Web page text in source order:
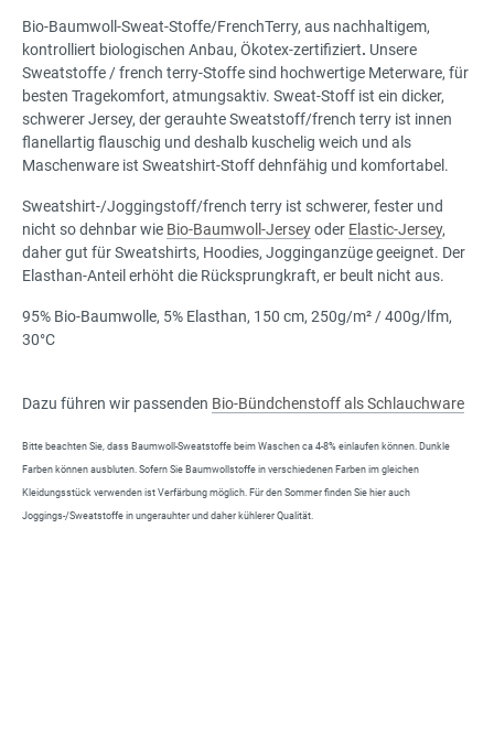
Bio-Baumwoll-Sweat-Stoffe/FrenchTerry, aus nachhaltigem,
kontrolliert biologischen Anbau, Ökotex-zertifiziert. Unsere
Sweatstoffe / french terry-Stoffe sind hochwertige Meterware, für
besten Tragekomfort, atmungsaktiv. Sweat-Stoff ist ein dicker,
schwerer Jersey, der gerauhte Sweatstoff/french terry ist innen
flanellartig flauschig und deshalb kuschelig weich und als
Maschenware ist Sweatshirt-Stoff dehnfähig und komfortabel.
Sweatshirt-/Joggingstoff/french terry ist schwerer, fester und
nicht so dehnbar wie Bio-Baumwoll-Jerseyoder Elastic-Jersey,
daher gut für Sweatshirts, Hoodies, Jogginganzüge geeignet. Der
Elasthan-Anteil erhöht die Rücksprungkraft, er beult nicht aus.
95% Bio-Baumwolle, 5% Elasthan, 150 cm, 250g/m² / 400g/lfm,
30°C
Dazu führen wir passenden Bio-Bündchenstoff als Schlauchware
Bitte beachten Sie, dass Baumwoll-Sweatstoffe beim Waschen ca 4-8% einlaufen können. Dunkle
Farben können ausbluten. Sofern Sie Baumwollstoffe in verschiedenen Farben im gleichen
Kleidungsstück verwenden ist Verfärbung möglich. Für den Sommer finden Sie hier auch
Joggings-/Sweatstoffe in ungerauhter und daher kühlerer Qualität.